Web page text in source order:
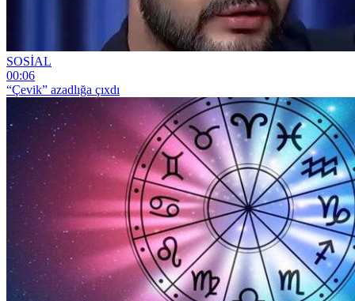
SOSİAL
00:06
“Çevik” azadlığa çıxdı